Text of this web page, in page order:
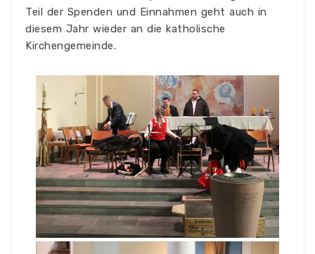
Teil der Spenden und Einnahmen geht auch in
diesem Jahr wieder an die katholische
Kirchengemeinde.